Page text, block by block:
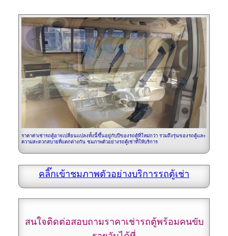
ราคาค่าเช่ารถตู้อาจเปลี่ยนแปลงทั้งนี้ขึ้นอยู่กับปีของรถตู้ที่ใหม่กว่า รวมถึงรุ่นของรถตู้และ
ความสะดวกสบายที่แตกต่างกัน ชมภาพตัวอย่างรถตู้เช่าที่ให้บริการ
คลิ๊กเข้าชมภาพตัวอย่างบริการรถตู้เช่า
สนใจติดต่อสอบถามราคาเช่ารถตู้พร้อมคนขับ